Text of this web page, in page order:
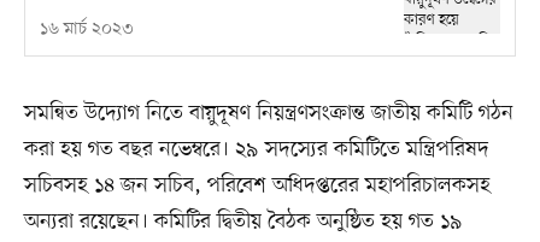
১৬ মার্চ ২০২৩
সমন্বিত উদ্যোগ নিতে বায়ুদূষণ নিয়ন্ত্রণসংক্রান্ত জাতীয় কমিটি গঠন
করা হয় গত বছর নভেম্বরে। ২৯ সদস্যের কমিটিতে মন্ত্রিপরিষদ
সচিবসহ ১৪ জন সচিব, পরিবেশ অধিদপ্তরের মহাপরিচালকসহ
অন্যরা রয়েছেন। কমিটির দ্বিতীয় বৈঠক অনুষ্ঠিত হয় গত ১৯